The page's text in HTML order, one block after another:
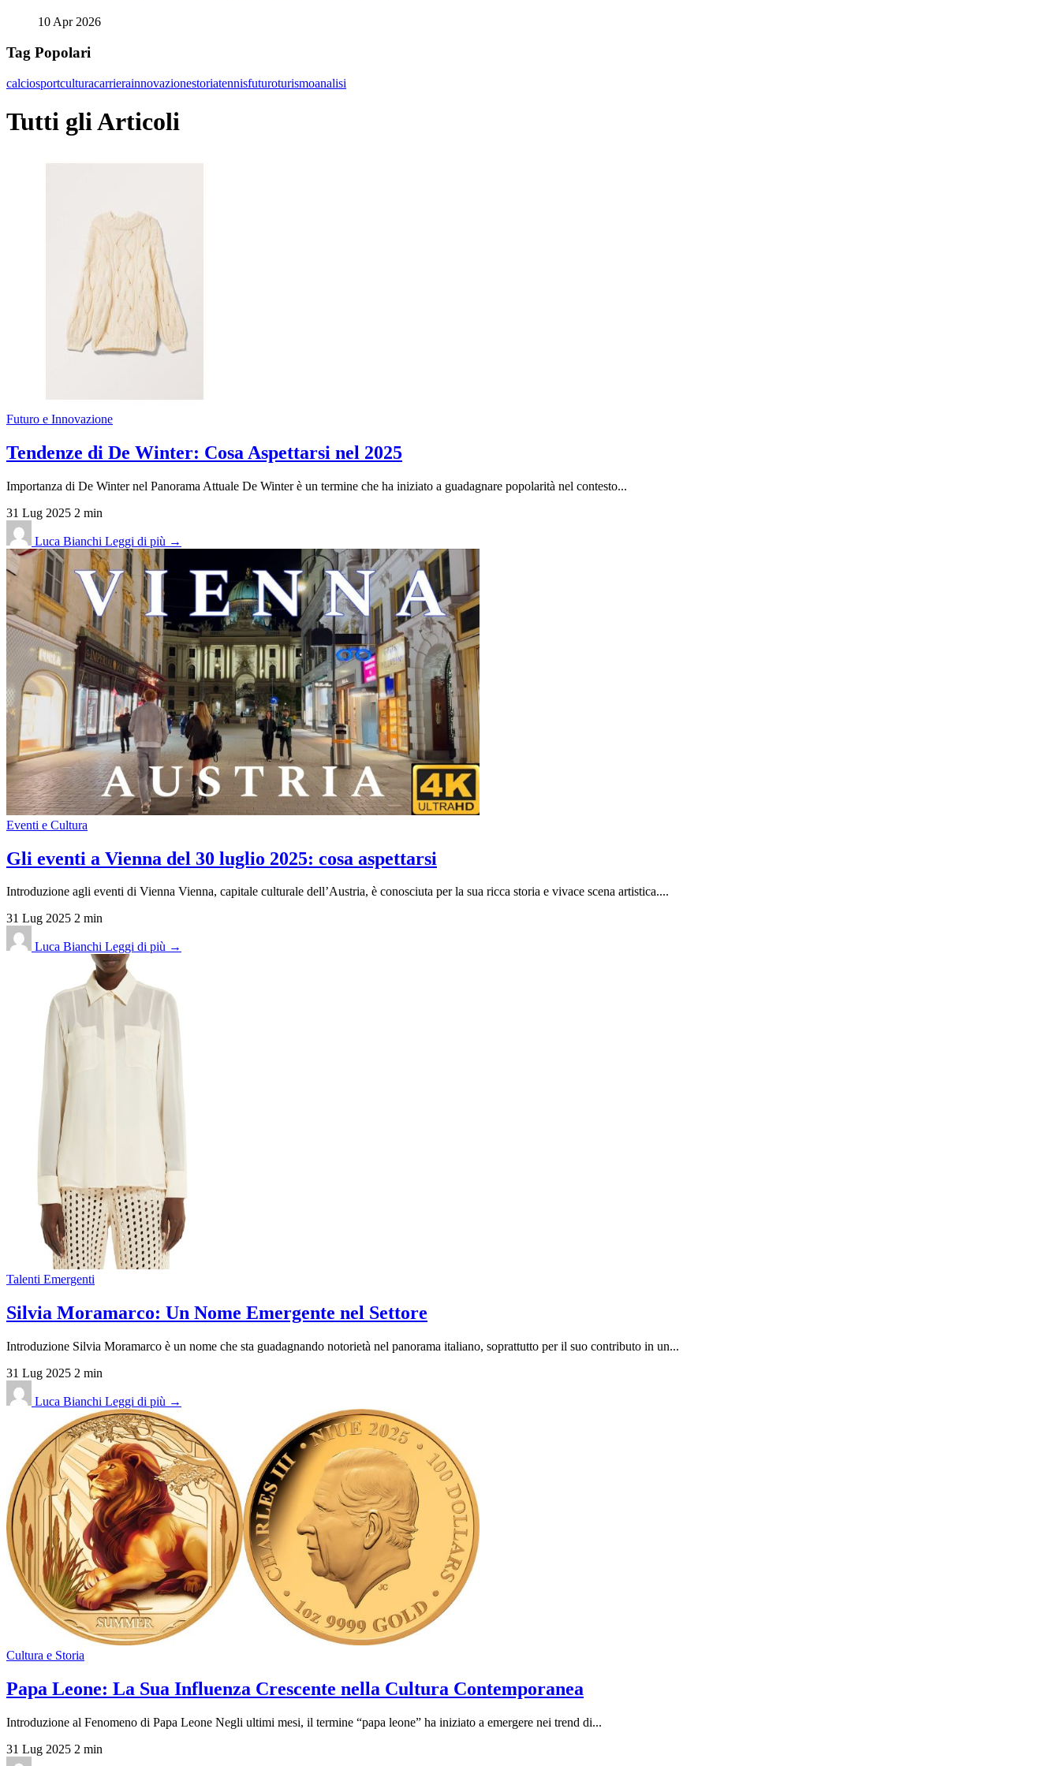
10 Apr 2026
Tag Popolari
calciosportculturacarrierainnovazionestoriatennisfuturoturismoanalisi
Tutti gli Articoli
Futuro e Innovazione
Tendenze di De Winter: Cosa Aspettarsi nel 2025
Importanza di De Winter nel Panorama Attuale De Winter è un termine che ha iniziato a guadagnare popolarità nel contesto...
31 Lug 2025 2 min
Luca Bianchi Leggi di più →
Eventi e Cultura
Gli eventi a Vienna del 30 luglio 2025: cosa aspettarsi
Introduzione agli eventi di Vienna Vienna, capitale culturale dell’Austria, è conosciuta per la sua ricca storia e vivace scena artistica....
31 Lug 2025 2 min
Luca Bianchi Leggi di più →
Talenti Emergenti
Silvia Moramarco: Un Nome Emergente nel Settore
Introduzione Silvia Moramarco è un nome che sta guadagnando notorietà nel panorama italiano, soprattutto per il suo contributo in un...
31 Lug 2025 2 min
Luca Bianchi Leggi di più →
Cultura e Storia
Papa Leone: La Sua Influenza Crescente nella Cultura Contemporanea
Introduzione al Fenomeno di Papa Leone Negli ultimi mesi, il termine “papa leone” ha iniziato a emergere nei trend di...
31 Lug 2025 2 min